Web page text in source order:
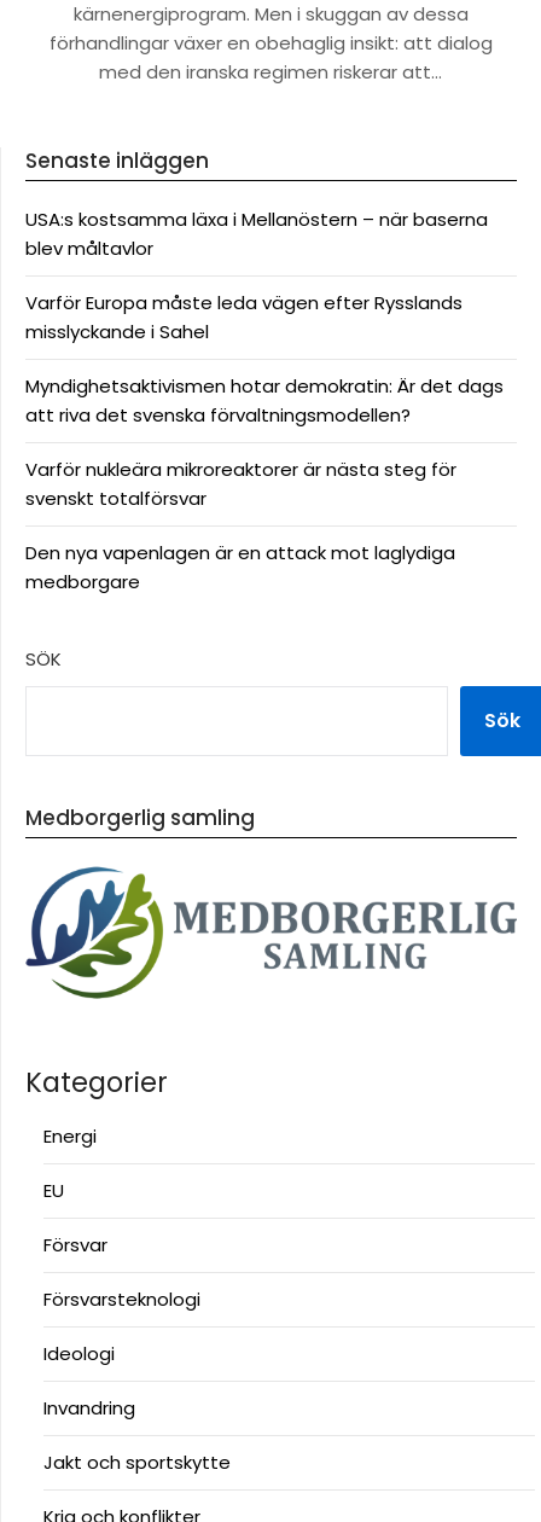
kärnenergiprogram. Men i skuggan av dessa
förhandlingar växer en obehaglig insikt: att dialog
med den iranska regimen riskerar att…
Senaste inläggen
USA:s kostsamma läxa i Mellanöstern – när baserna
blev måltavlor
Varför Europa måste leda vägen efter Rysslands
misslyckande i Sahel
Myndighetsaktivismen hotar demokratin: Är det dags
att riva det svenska förvaltningsmodellen?
Varför nukleära mikroreaktorer är nästa steg för
svenskt totalförsvar
Den nya vapenlagen är en attack mot laglydiga
medborgare
SÖK
Sök
Medborgerlig samling
Kategorier
Energi
EU
Försvar
Försvarsteknologi
Ideologi
Invandring
Jakt och sportskytte
Krig och konflikter